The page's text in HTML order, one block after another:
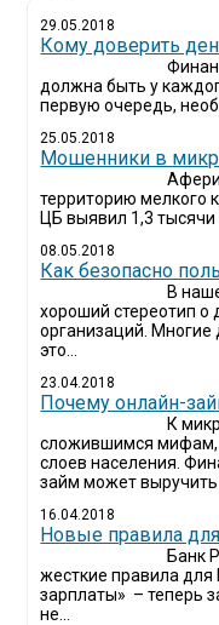
29.05.2018
Кому доверить
должна быть у
первую очередь,
25.05.2018
Мошенники в
территорию мелкого
ЦБ выявил 1,3
08.05.2018
Как безопасно
В
хороший стереотип
организаций.
это...
23.04.2018
Почему онлайн-
К
сложившимся мифам,
слоев населения.
займ может выручить
16.04.2018
Новые правила
Банк
жесткие правила
зарплаты» – теперь
не...